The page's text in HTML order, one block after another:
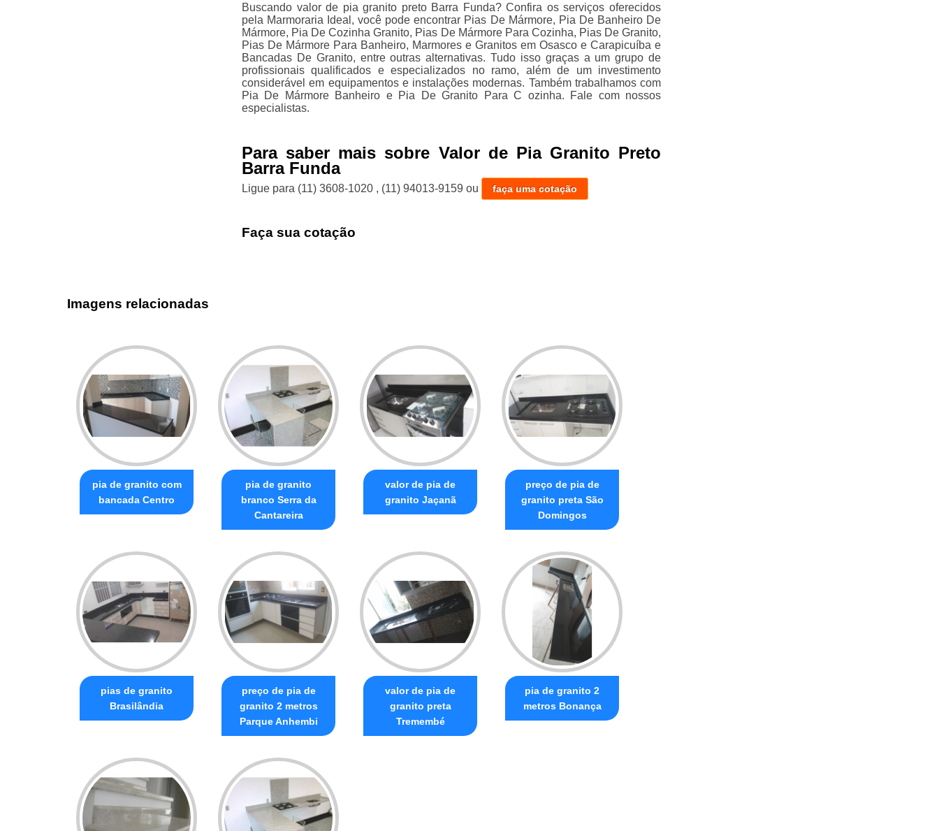
Buscando valor de pia granito preto Barra Funda? Confira os serviços oferecidos
pela Marmoraria Ideal, você pode encontrar Pias De Mármore, Pia De Banheiro De
Mármore, Pia De Cozinha Granito, Pias De Mármore Para Cozinha, Pias De Granito,
Pias De Mármore Para Banheiro, Marmores e Granitos em Osasco e Carapicuíba e
Bancadas De Granito, entre outras alternativas. Tudo isso graças a um grupo de
profissionais qualificados e especializados no ramo, além de um investimento
considerável em equipamentos e instalações modernas. Também trabalhamos com
Pia De Mármore Banheiro e Pia De Granito Para C ozinha. Fale com nossos
especialistas.
Para saber mais sobre Valor de Pia Granito Preto
Barra Funda
Ligue para (11) 3608-1020 , (11) 94013-9159 ou faça uma cotação
Faça sua cotação
Imagens relacionadas
pia de granito com
bancada Centro
pia de granito
branco Serra da
Cantareira
valor de pia de
granito Jaçanã
preço de pia de
granito preta São
Domingos
pias de granito
Brasilândia
preço de pia de
granito 2 metros
Parque Anhembi
valor de pia de
granito preta
Tremembé
pia de granito 2
metros Bonança